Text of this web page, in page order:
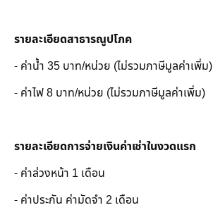
รายละเอียดสาธารณูปโภค
- ค่าน้ำ 35 บาท/หน่วย (ไม่รวมภาษีมูลค่าเพิ่ม)
- ค่าไฟ 8 บาท/หน่วย (ไม่รวมภาษีมูลค่าเพิ่ม)
รายละเอียดการจ่ายเงินค่าเช่าในงวดแรก
- ค่าล่วงหน้า 1 เดือน
- ค่าประกัน ค่ามัดจำ 2 เดือน